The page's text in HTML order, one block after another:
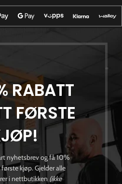
RABATT
FØRSTE
nyhetsbrev og få 10%
kjøp. Gjelder alle
i nettbutikken (ikke